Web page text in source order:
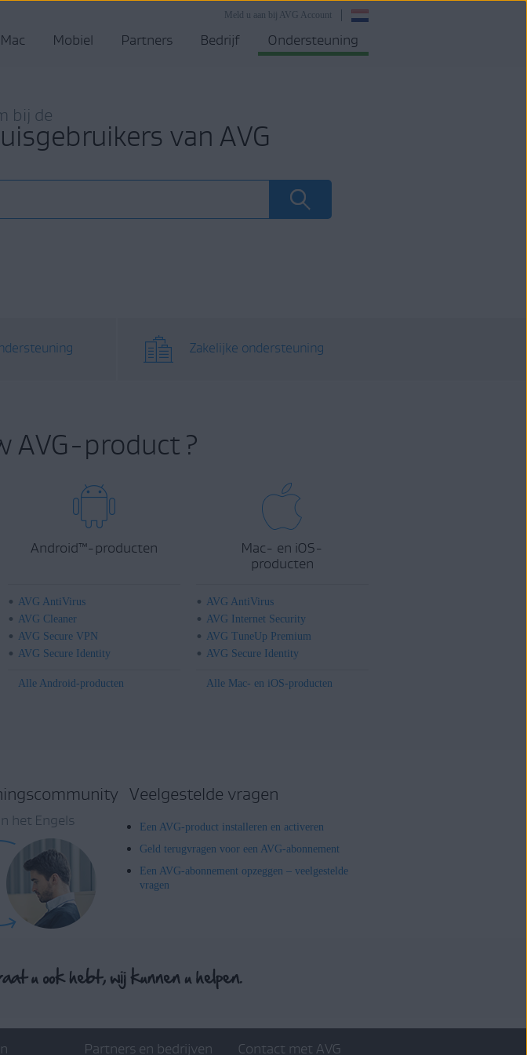
Meld u aan bij AVG Account
Mac Mobiel Partners Bedrijf Ondersteuning
bij de
van AVG
Zakelijke ondersteuning
AVG-product ?
Android™-producten
AVG AntiVirus
AVG Cleaner
AVG Secure VPN
AVG Secure Identity
Alle Android-producten
Mac- en iOS-
producten
AVG AntiVirus
AVG Internet Security
AVG TuneUp Premium
AVG Secure Identity
Alle Mac- en iOS-producten
het Engels
Veelgestelde vragen
Een AVG-product installeren en activeren
Geld terugvragen voor een AVG-abonnement
Een AVG-abonnement opzeggen – veelgestelde
vragen
Partners en bedrijven Contact met AVG